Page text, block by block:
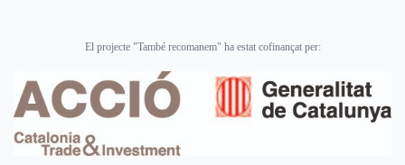
El projecte "També recomanem" ha estat cofinançat per: